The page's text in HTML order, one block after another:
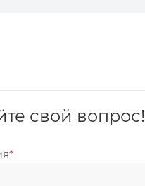
свой вопрос!
*